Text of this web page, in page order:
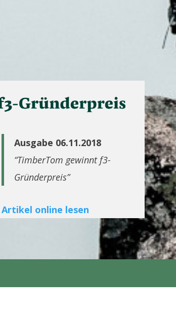
Ausgabe 06.11.2018
“TimberTom gewinnt f3-
Gründerpreis”
Artikel online lesen